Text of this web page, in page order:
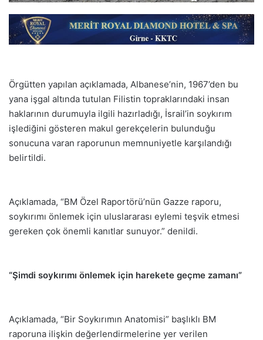
Örgütten yapılan açıklamada, Albanese’nin, 1967’den bu
yana işgal altında tutulan Filistin topraklarındaki insan
haklarının durumuyla ilgili hazırladığı, İsrail’in soykırım
işlediğini gösteren makul gerekçelerin bulunduğu
sonucuna varan raporunun memnuniyetle karşılandığı
belirtildi.
Açıklamada, “BM Özel Raportörü’nün Gazze raporu,
soykırımı önlemek için uluslararası eylemi teşvik etmesi
gereken çok önemli kanıtlar sunuyor.” denildi.
“Şimdi soykırımı önlemek için harekete geçme zamanı”
Açıklamada, “Bir Soykırımın Anatomisi” başlıklı BM
raporuna ilişkin değerlendirmelerine yer verilen